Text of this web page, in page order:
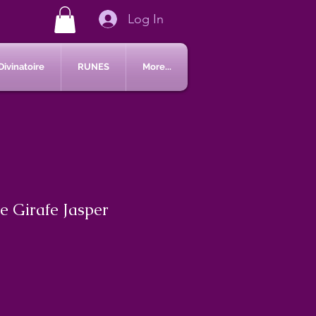
Log In
RUNES More...
Girafe Jasper